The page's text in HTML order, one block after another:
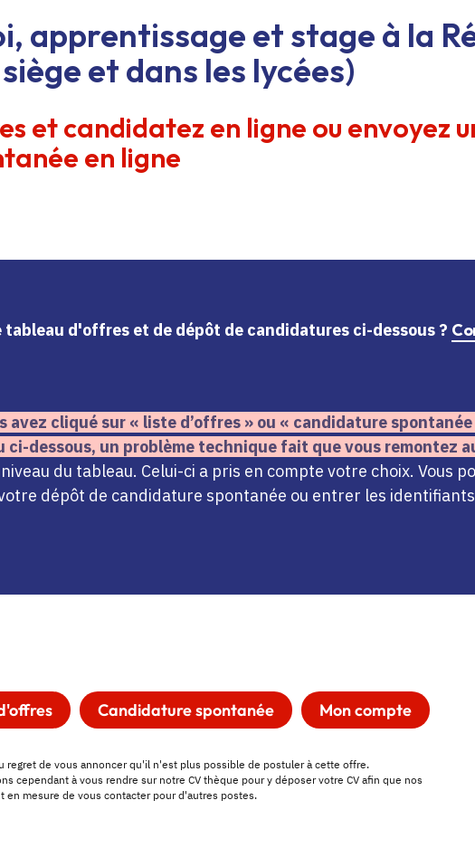
apprentissage et stage à la
et dans les lycées)
et candidatez en ligne ou envoyez
en ligne
d'offres et de dépôt de candidatures ci-dessous ?
cliqué sur « liste d’offres » ou « candidature spontanée
ci-dessous, un problème technique fait que vous remontez
du tableau. Celui-ci a pris en compte votre choix. Vous
dépôt de candidature spontanée ou entrer les